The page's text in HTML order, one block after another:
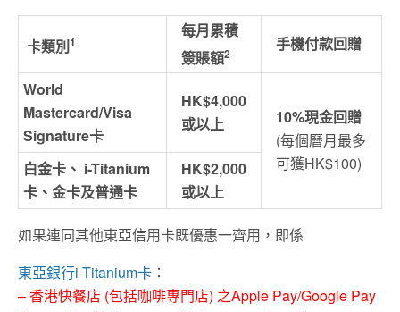
卡類別1
每月累積
簽賬額2 手機付款回贈
World
Mastercard/Visa
Signature卡
HK$4,000
或以上
10%現金回贈
(每個曆月最多
可獲HK$100)
白金卡、 i-Titanium
卡、 金卡及普通卡
HK$2,000
或以上
如果連同其他東亞信用卡既優惠一齊用，即係
東亞銀行i-Titanium卡 ：
– 香港快餐店 (包括咖啡專門店) 之Apple Pay/Google Pay